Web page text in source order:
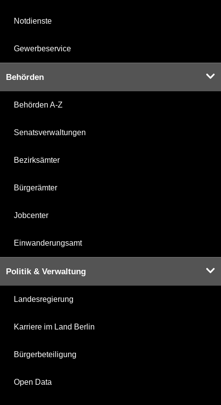
Notdienste
Gewerbeservice
Behörden
Behörden A-Z
Senatsverwaltungen
Bezirksämter
Bürgerämter
Jobcenter
Einwanderungsamt
Politik & Verwaltung
Landesregierung
Karriere im Land Berlin
Bürgerbeteiligung
Open Data